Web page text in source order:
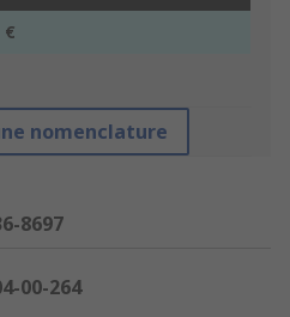
€
nomenclature
8697
00-264